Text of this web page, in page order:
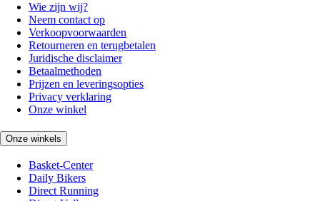
Wie zijn wij?
Neem contact op
Verkoopvoorwaarden
Retourneren en terugbetalen
Juridische disclaimer
Betaalmethoden
Prijzen en leveringsopties
Privacy verklaring
Onze winkel
Onze winkels
Basket-Center
Daily Bikers
Direct Running